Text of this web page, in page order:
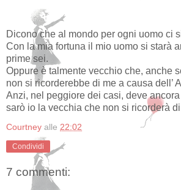
Dicono che al mondo per ogni uomo ci
Con la mia fortuna il mio uomo si starà
prime sei.
Oppure è talmente vecchio che, anche
non si ricorderebbe di me a causa dell’
Anzi, nel peggiore dei casi, deve
sarò io la vecchia che non si ricorderà
Courtney alle 22:02
Condividi
7 commenti: